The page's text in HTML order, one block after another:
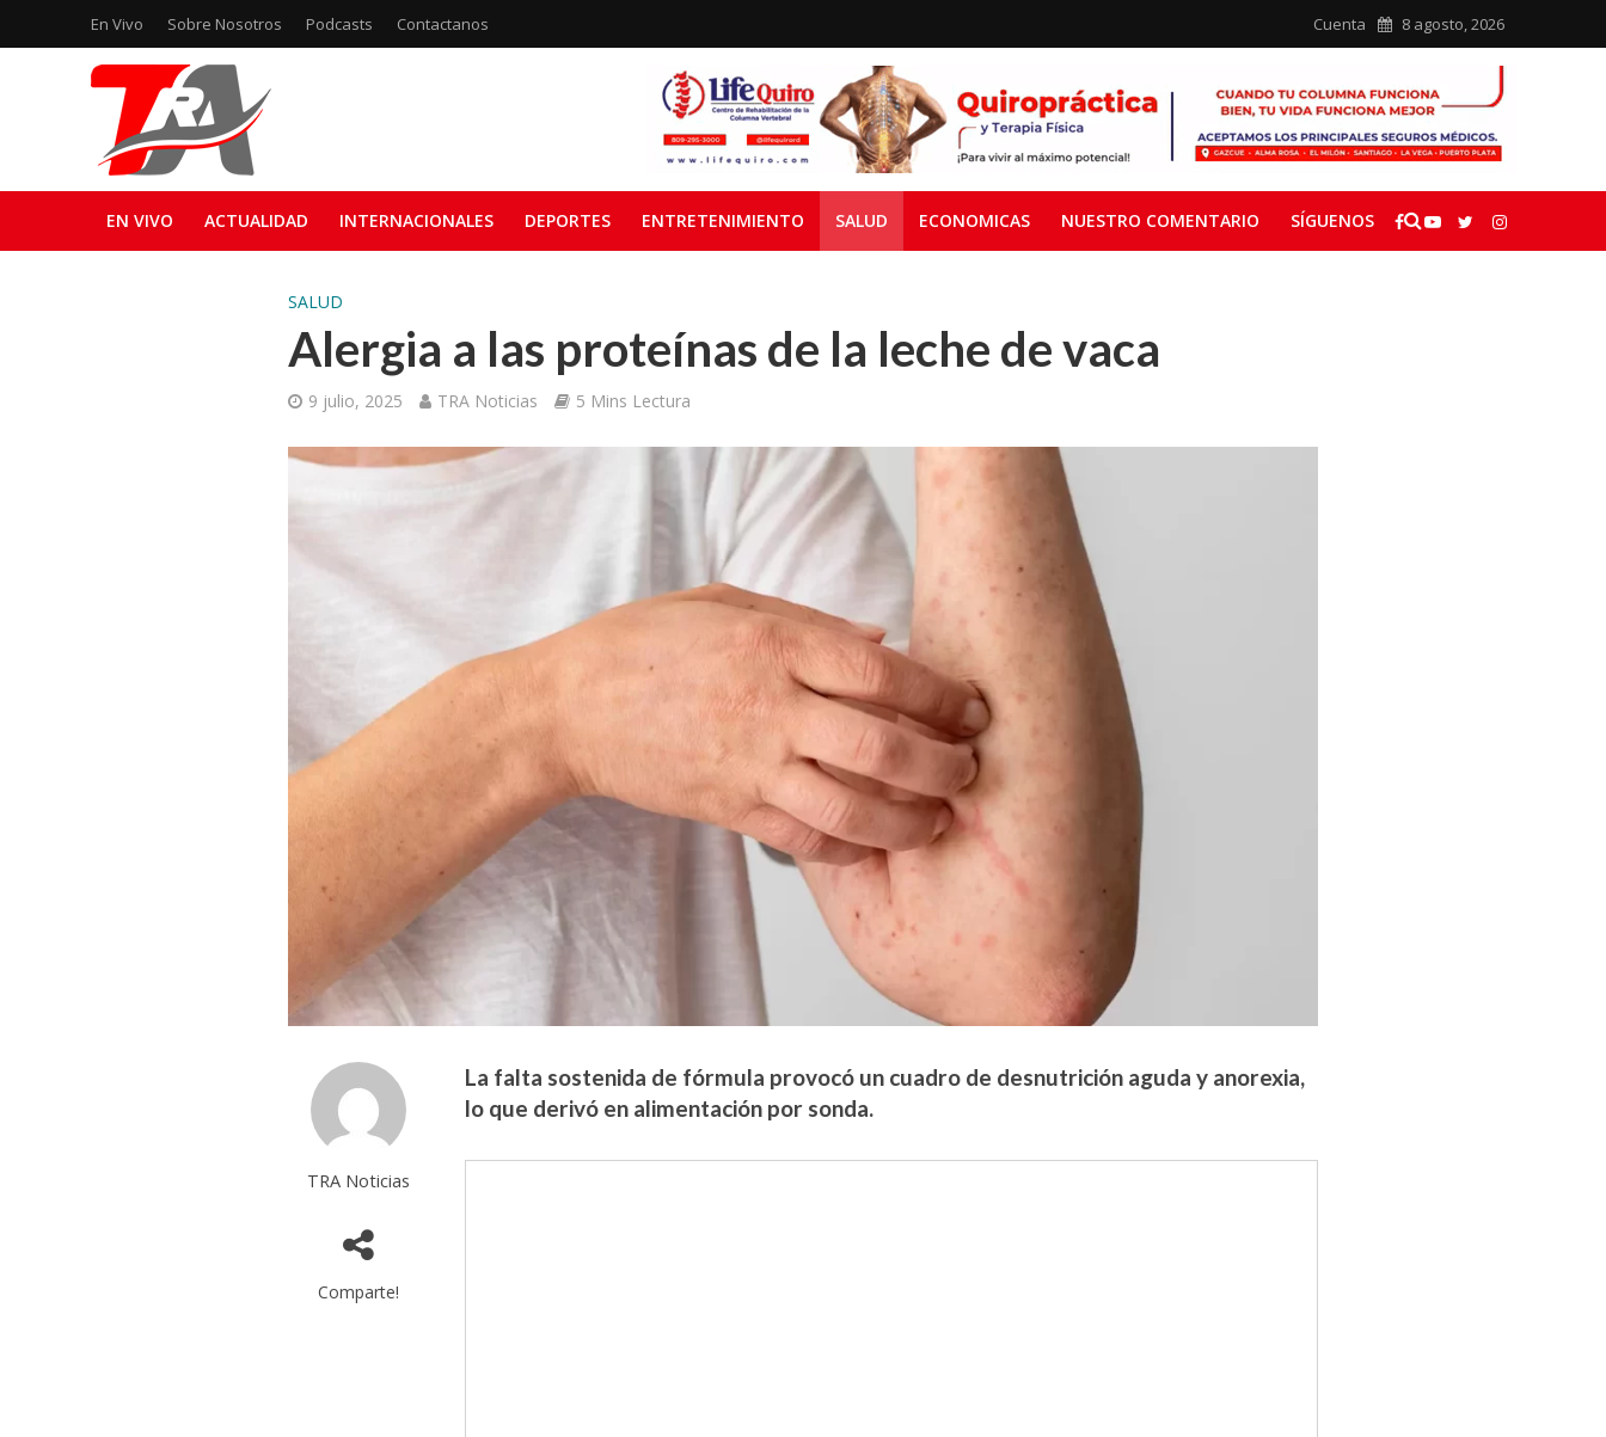
En Vivo Sobre Nosotros Podcasts Contactanos Cuenta 8 agosto, 2026
EN VIVO ACTUALIDAD INTERNACIONALES DEPORTES ENTRETENIMIENTO SALUD ECONOMICAS NUESTRO COMENTARIO SÍGUENOS
SALUD
Alergia a las proteínas de la leche de vaca
9 julio, 2025 TRA Noticias 5 Mins Lectura
TRA Noticias
Comparte!
La falta sostenida de fórmula provocó un cuadro de desnutrición aguda y anorexia,
lo que derivó en alimentación por sonda.